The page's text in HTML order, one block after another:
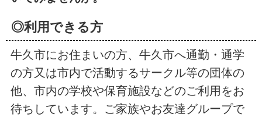
◎利用できる方
牛久市にお住まいの方、牛久市へ通勤・通学
の方又は市内で活動するサークル等の団体の
他、市内の学校や保育施設などのご利用をお
待ちしています。ご家族やお友達グループで